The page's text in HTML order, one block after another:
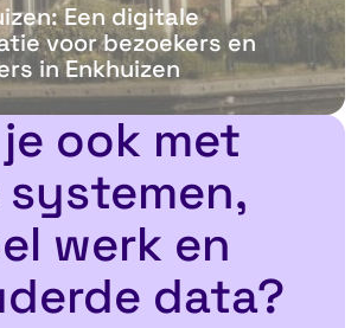
Een digitale
voor bezoekers en
in Enkhuizen
ook met
systemen,
werk en
data?